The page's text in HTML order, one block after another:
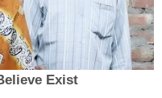
Exist